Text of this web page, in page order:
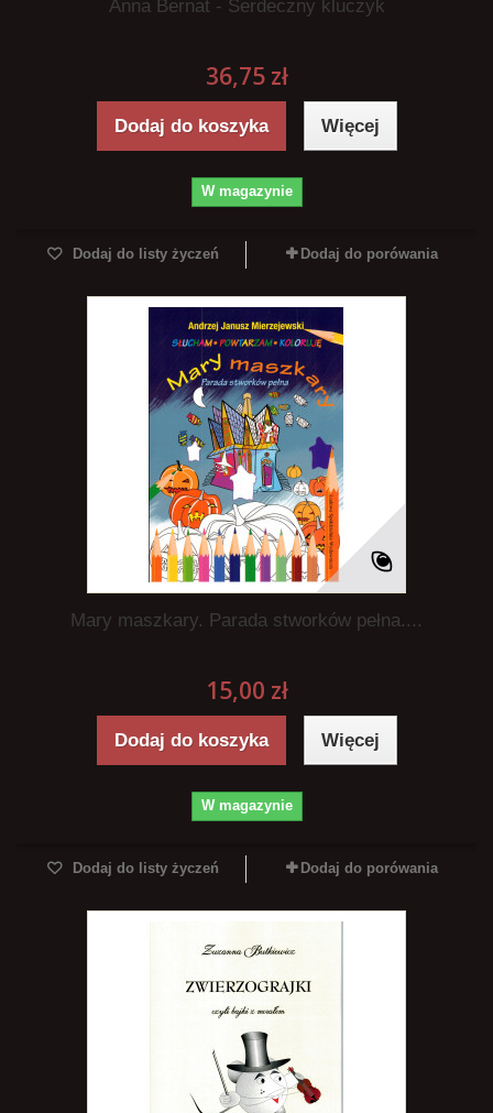
Anna Bernat - Serdeczny kluczyk
36,75 zł
Dodaj do koszyka Więcej
W magazynie
Dodaj do listy życzeń Dodaj do porówania
Mary maszkary. Parada stworków pełna....
15,00 zł
Dodaj do koszyka Więcej
W magazynie
Dodaj do listy życzeń Dodaj do porówania